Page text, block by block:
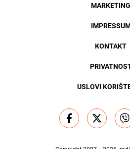
MARKETING
KONTAKT
USLOVI